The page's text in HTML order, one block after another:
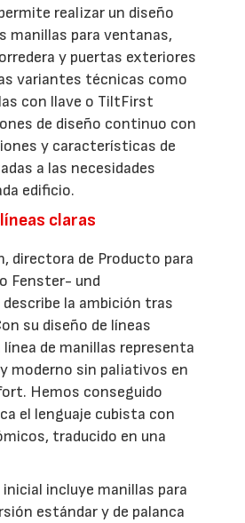
realizar un diseño
manillas para ventanas,
y puertas exteriores
variantes técnicas como
con llave o TiltFirst
de diseño continuo con
y características de
a las necesidades
edificio.
claras
directora de Producto para
Fenster- und
la ambición tras
su diseño de líneas
de manillas representa
moderno sin paliativos en
Hemos conseguido
el lenguaje cubista con
traducido en una
incluye manillas para
estándar y de palanca